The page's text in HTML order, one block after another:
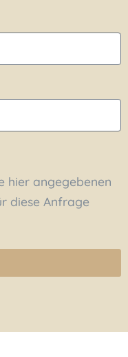
hier angegebenen
diese Anfrage